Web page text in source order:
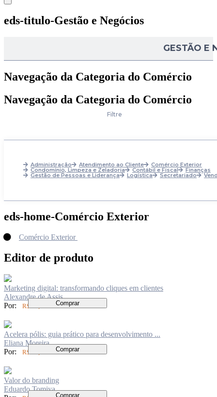
eds-titulo-Gestão e Negócios
GESTÃO E
Navegação da Categoria do Comércio
Navegação da Categoria do Comércio
Filtre
Administração Atendimento ao Cliente Comércio Exterior
Condomínio, Limpeza e Zeladoria Contábil e Fiscal Finanças
Gestão de Pessoas e Liderança Logística Secretariado
eds-home-Comércio Exterior
Comércio Exterior
Editor de produto
Marketing digital: transformando cliques em clientes
Alexandre de Assis
Por:
R$ 60,00 Comprar
Acelera pólis: guia prático para desenvolvimento ...
Eliana Moreira
Por:
R$ 44,00 Comprar
Valor do branding
Eduardo Tomiya
Comprar